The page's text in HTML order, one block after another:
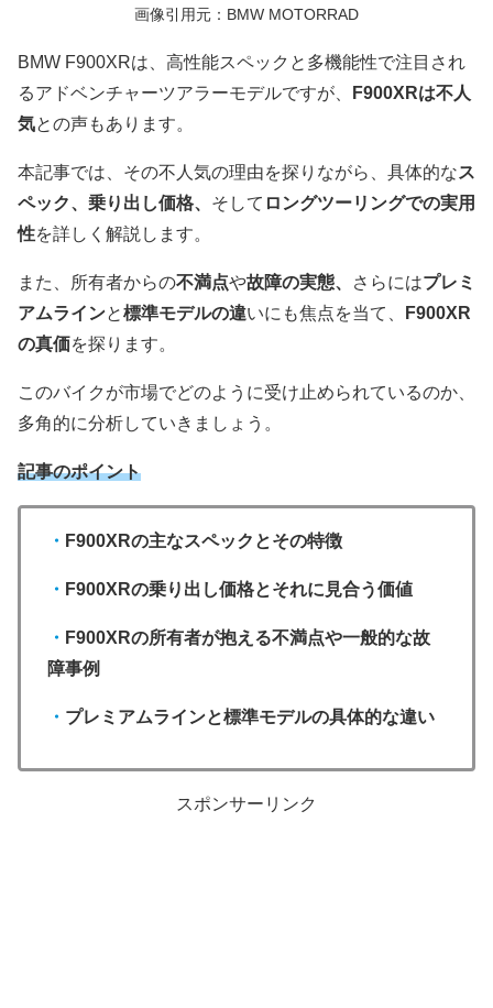
画像引用元：BMW MOTORRAD
BMW F900XRは、高性能スペックと多機能性で注目され
るアドベンチャーツアラーモデルですが、
F900XRは不人
気との声もあります。
本記事では、その不人気の理由を探りながら、具体的なス
ペック、乗り出し価格、 そして ロングツーリングでの実用
性を詳しく解説します。
また、所有者からの不満点や故障の実態、 さらにはプレミ
アムラインと標準モデルの違いにも焦点を当て、
F900XR
の真価を探ります。
このバイクが市場でどのように受け止められているのか、
多角的に分析していきましょう。
記事のポイント
・ F900XRの主なスペックとその特徴
・ F900XRの乗り出し価格とそれに見合う価値
・ F900XRの所有者が抱える不満点や一般的な故
障事例
・ プレミアムラインと標準モデルの具体的な違い
スポンサーリンク